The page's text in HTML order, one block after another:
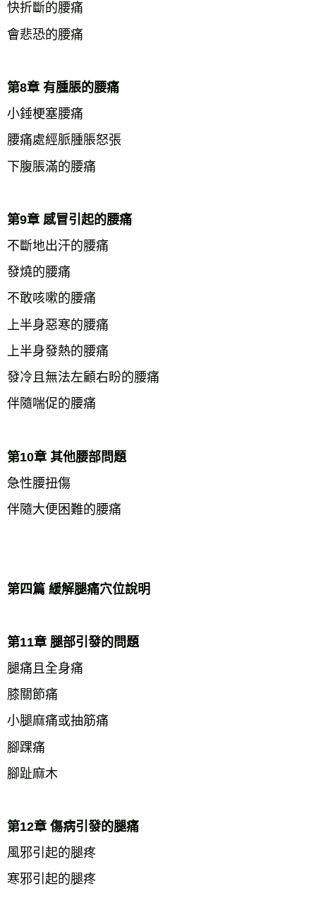
快折斷的腰痛
會悲恐的腰痛
第8章 有腫脹的腰痛
小錘梗塞腰痛
腰痛處經脈腫脹怒張
下腹脹滿的腰痛
第9章 感冒引起的腰痛
不斷地出汗的腰痛
發燒的腰痛
不敢咳嗽的腰痛
上半身惡寒的腰痛
上半身發熱的腰痛
發冷且無法左顧右盼的腰痛
伴隨喘促的腰痛
第10章 其他腰部問題
急性腰扭傷
伴隨大便困難的腰痛
第四篇 緩解腿痛穴位說明
第11章 腿部引發的問題
腿痛且全身痛
膝關節痛
小腿麻痛或抽筋痛
腳踝痛
腳趾麻木
第12章 傷病引發的腿痛
風邪引起的腿疼
寒邪引起的腿疼